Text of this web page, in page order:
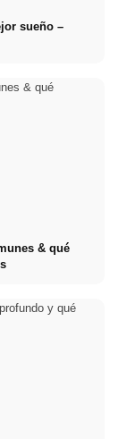
sueño –
& qué